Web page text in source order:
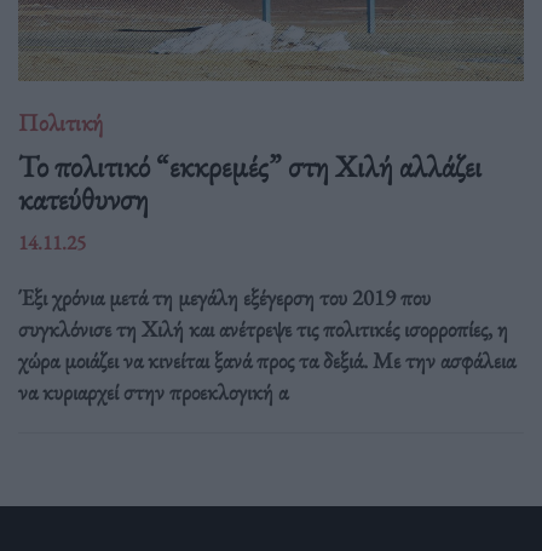
Πολιτική
Το πολιτικό “εκκρεμές” στη Χιλή αλλάζει
κατεύθυνση
14.11.25
Έξι χρόνια μετά τη μεγάλη εξέγερση του 2019 που
συγκλόνισε τη Χιλή και ανέτρεψε τις πολιτικές ισορροπίες, η
χώρα μοιάζει να κινείται ξανά προς τα δεξιά. Με την ασφάλεια
να κυριαρχεί στην προεκλογική α